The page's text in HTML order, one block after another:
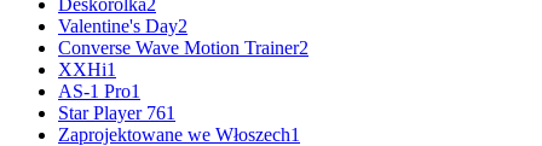
Valentine's Day2
Converse Wave Motion Trainer2
XXHi1
AS-1 Pro1
Star Player 761
Zaprojektowane we Włoszech1